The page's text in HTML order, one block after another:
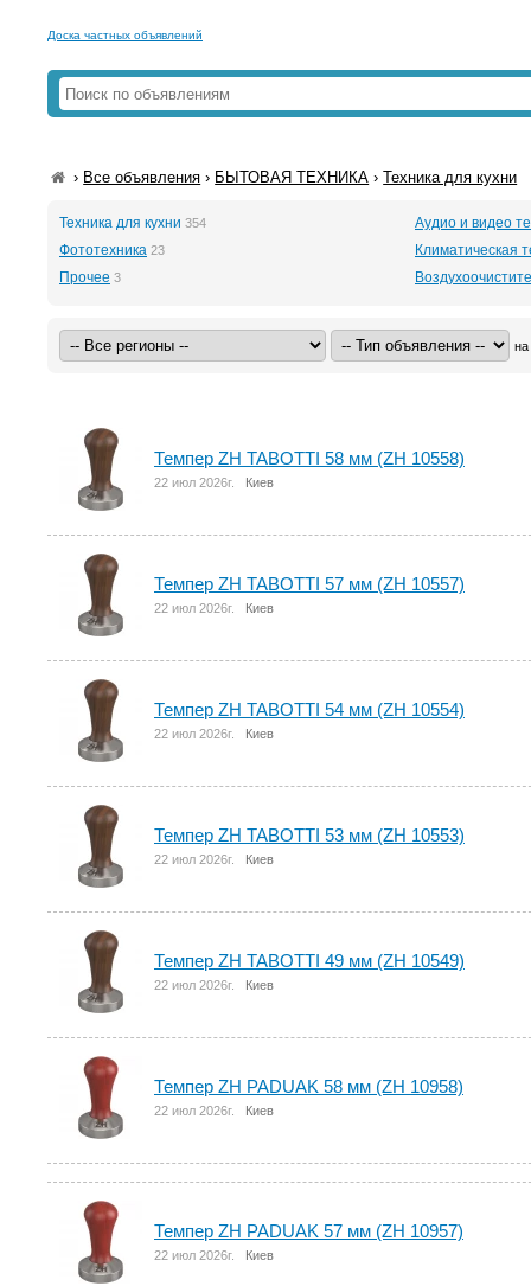
Доска частных объявлений
› Все объявления › БЫТОВАЯ ТЕХНИКА ›Техника для кухни
Техника для кухни 354
Аудио и видео
Фототехника 23
Климатическая
Прочее 3
на
Темпер ZH TABOTTI 58 мм (ZH 10558)
22 июл 2026г. Киев
Темпер ZH TABOTTI 57 мм (ZH 10557)
22 июл 2026г. Киев
Темпер ZH TABOTTI 54 мм (ZH 10554)
22 июл 2026г. Киев
Темпер ZH TABOTTI 53 мм (ZH 10553)
22 июл 2026г. Киев
Темпер ZH TABOTTI 49 мм (ZH 10549)
22 июл 2026г. Киев
Темпер ZH PADUAK 58 мм (ZH 10958)
22 июл 2026г. Киев
Темпер ZH PADUAK 57 мм (ZH 10957)
22 июл 2026г. Киев